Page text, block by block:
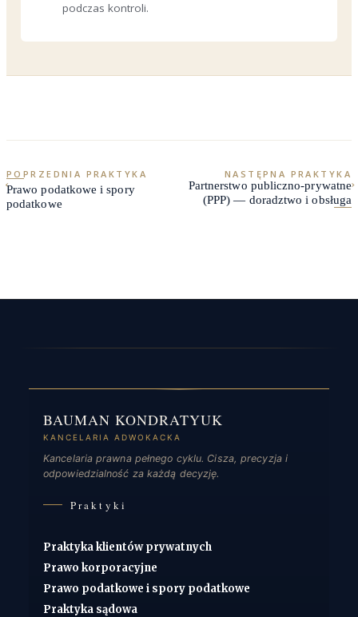
podczas kontroli.
Prawo podatkowe i spory
podatkowe
Partnerstwo publiczno-prywatne
(PPP) — doradztwo i obsługa
BAUMAN KONDRATYUK
KANCELARIA ADWOKACKA
Kancelaria prawna pełnego cyklu. Cisza, precyzja i
odpowiedzialność za każdą decyzję.
Praktyki
Praktyka klientów prywatnych
Prawo korporacyjne
Prawo podatkowe i spory podatkowe
Praktyka sądowa